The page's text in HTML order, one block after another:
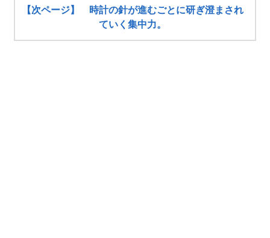
【次ページ】 時計の針が進むごとに研ぎ澄まされ
ていく集中力。